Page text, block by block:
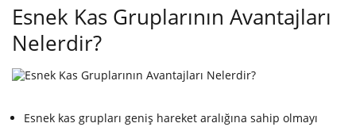
Esnek Kas Gruplarının Avantajları
Nelerdir?
Esnek kas grupları geniş hareket aralığına sahip olmayı